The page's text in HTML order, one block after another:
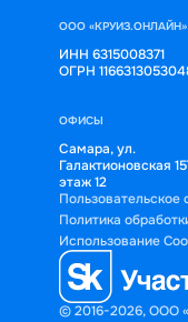
ООО «КРУИЗ.ОНЛАЙН»
ИНН 6315008371
ОГРН
ОФИСЫ
Самара, ул.
Галактионовская
этаж 12
© 2016-2026, ООО
Пользовательское
Политика
Использование